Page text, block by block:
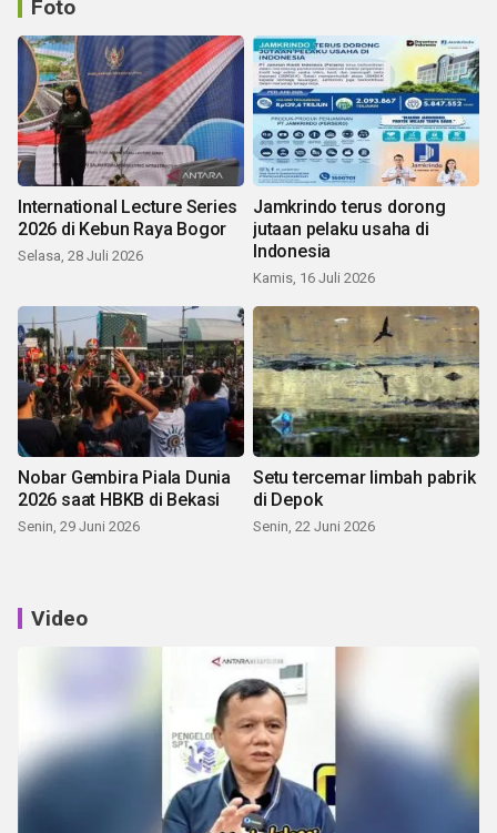
Foto
International Lecture Series
2026 di Kebun Raya Bogor
Selasa, 28 Juli 2026
Jamkrindo terus dorong
jutaan pelaku usaha di
Indonesia
Kamis, 16 Juli 2026
Nobar Gembira Piala Dunia
2026 saat HBKB di Bekasi
Senin, 29 Juni 2026
Setu tercemar limbah pabrik
di Depok
Senin, 22 Juni 2026
Video